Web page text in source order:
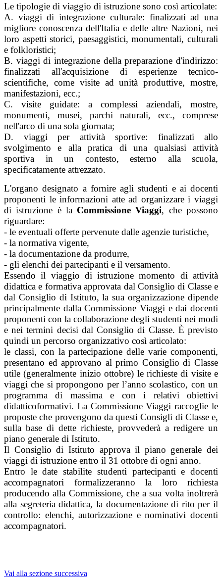
Le tipologie di viaggio di istruzione sono così articolate:
A. viaggi di integrazione culturale: finalizzati ad una
migliore conoscenza dell'Italia e delle altre Nazioni, nei
loro aspetti storici, paesaggistici, monumentali, culturali
e folkloristici;
B. viaggi di integrazione della preparazione d'indirizzo:
finalizzati all'acquisizione di esperienze tecnico-
scientifiche, come visite ad unità produttive, mostre,
manifestazioni, ecc.;
C. visite guidate: a complessi aziendali, mostre,
monumenti, musei, parchi naturali, ecc., comprese
nell'arco di una sola giornata;
D. viaggi per attività sportive: finalizzati allo
svolgimento e alla pratica di una qualsiasi attività
sportiva in un contesto, esterno alla scuola,
specificatamente attrezzato.
L'organo designato a fornire agli studenti e ai docenti
proponenti le informazioni atte ad organizzare i viaggi
di istruzione è la Commissione Viaggi, che possono
riguardare:
- le eventuali offerte pervenute dalle agenzie turistiche,
- la normativa vigente,
- la documentazione da produrre,
- gli elenchi dei partecipanti e il versamento.
Essendo il viaggio di istruzione momento di attività
didattica e formativa approvata dal Consiglio di Classe e
dal Consiglio di Istituto, la sua organizzazione dipende
principalmente dalla Commissione Viaggi e dai docenti
proponenti con la collaborazione degli studenti nei modi
e nei termini decisi dal Consiglio di Classe. È previsto
quindi un percorso organizzativo così articolato:
le classi, con la partecipazione delle varie componenti,
presentano ed approvano al primo Consiglio di Classe
utile (generalmente inizio ottobre) le richieste di visite e
viaggi che si propongono per l’anno scolastico, con un
programma di massima e con i relativi obiettivi
didatticoformativi. La Commissione Viaggi raccoglie le
proposte che provengono da questi Consigli di Classe e,
sulla base di dette richieste, provvederà a redigere un
piano generale di Istituto.
Il Consiglio di Istituto approva il piano generale dei
viaggi di istruzione entro il 31 ottobre di ogni anno.
Entro le date stabilite studenti partecipanti e docenti
accompagnatori formalizzeranno la loro richiesta
producendo alla Commissione, che a sua volta inoltrerà
alla segreteria didattica, la documentazione di rito per il
controllo: elenchi, autorizzazione e nominativi docenti
accompagnatori.
Vai alla sezione successiva